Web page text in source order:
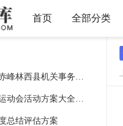
首页 全部分类
2026内蒙古赤峰林西县机关事务服务中心招聘2人备考题库及1套完整答案详解
幼儿园亲子运动会活动方案大全5篇
总结评估方案